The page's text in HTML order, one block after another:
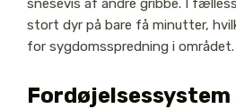
snesevis af andre gribbe. I
stort dyr på bare få minutter,
for sygdomsspredning i området.